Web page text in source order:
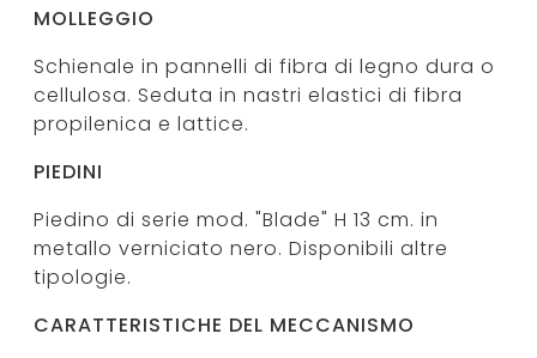
MOLLEGGIO
Schienale in pannelli di fibra di legno dura o
cellulosa. Seduta in nastri elastici di fibra
propilenica e lattice.
PIEDINI
Piedino di serie mod. "Blade" H 13 cm. in
metallo verniciato nero. Disponibili altre
tipologie.
CARATTERISTICHE DEL MECCANISMO